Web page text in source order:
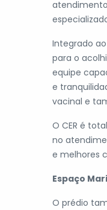
Integrado
para o
equipe
e
vacinal e
O CER é
no
e melhores
Espaço
O prédio